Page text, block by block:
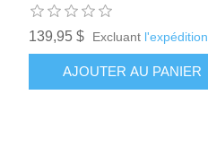
139,95 $ Excluant l'expédition
AJOUTER AU PANIER